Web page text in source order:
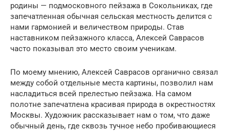
родины — подмосковного пейзажа в Сокольниках, где
запечатленная обычная сельская местность делится с
нами гармонией и величеством природы. Став
наставником пейзажного класса, Алексей Саврасов
часто показывал это место своим ученикам.
По моему мнению, Алексей Саврасов органично связал
между собой отдельные места картины, позволил нам
насладиться всей прелестью пейзажа. На самом
полотне запечатлена красивая природа в окрестностях
Москвы. Художник рассказывает нам о том, что даже
обычный день, где сквозь тучное небо пробивающиеся